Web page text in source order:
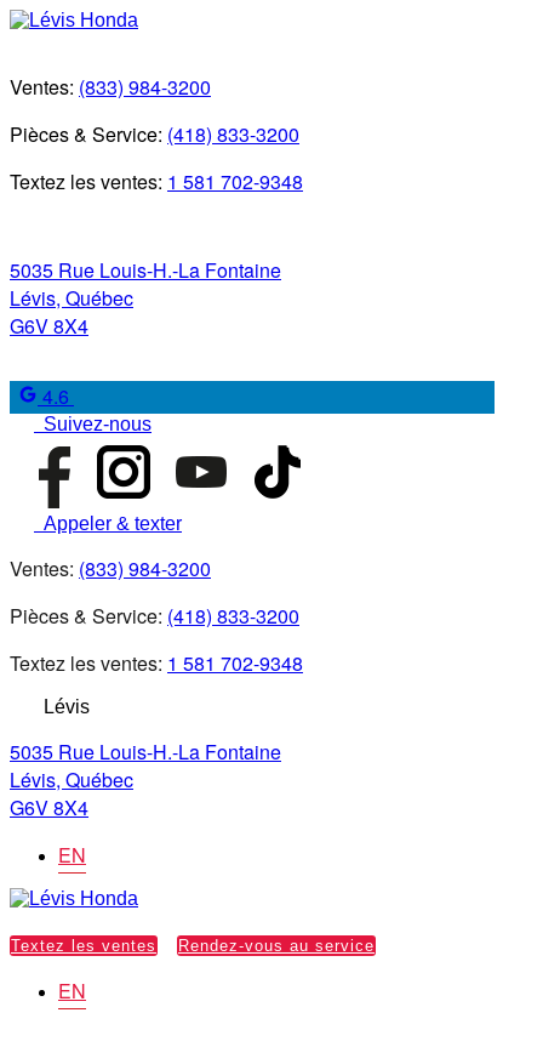
Ventes: (833) 984-3200
Pièces & Service: (418) 833-3200
Textez les ventes: 1 581 702-9348
5035 Rue Louis-H.-La Fontaine
Lévis, Québec
G6V 8X4
4.6
Suivez-nous
Appeler & texter
Ventes: (833) 984-3200
Pièces & Service: (418) 833-3200
Textez les ventes: 1 581 702-9348
Lévis
5035 Rue Louis-H.-La Fontaine
Lévis, Québec
G6V 8X4
EN
Textez les ventes Rendez-vous au service
EN